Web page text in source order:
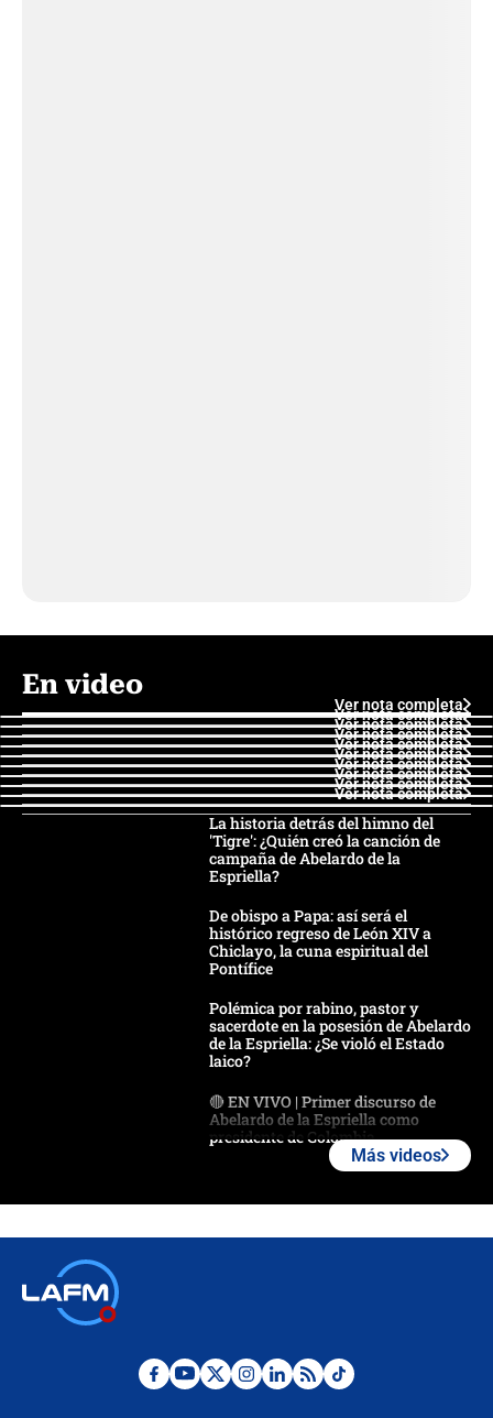
En video
Ver nota completa
Ver nota completa
Ver nota completa
Ver nota completa
Ver nota completa
Ver nota completa
Ver nota completa
Ver nota completa
Ver nota completa
Ver nota completa
La historia detrás del himno del
'Tigre': ¿Quién creó la canción de
campaña de Abelardo de la
Espriella?
De obispo a Papa: así será el
histórico regreso de León XIV a
Chiclayo, la cuna espiritual del
Pontífice
Polémica por rabino, pastor y
sacerdote en la posesión de Abelardo
de la Espriella: ¿Se violó el Estado
laico?
🔴 EN VIVO | Primer discurso de
Abelardo de la Espriella como
presidente de Colombia
Espriella en Cali inicia la
Desde dermatitis hasta infecciones:
Más videos